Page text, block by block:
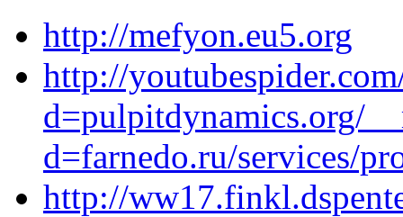
http://mefyon.eu5.org
http://
d=pulpitdynamics.org/
d=farnedo.ru/services/
http://